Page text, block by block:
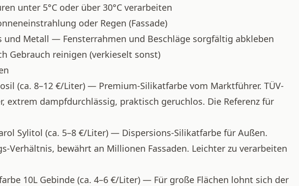
unter 5°C oder über 30°C verarbeiten
oder Regen (Fassade)
und Metall — Fensterrahmen und Beschläge sorgfältig abkleben
Gebrauch reinigen (verkieselt sonst)
(ca. 8–12 €/Liter) — Premium-Silikatfarbe vom Marktführer. TÜV-
extrem dampfdurchlässig, praktisch geruchlos. Die Referenz für
Sylitol (ca. 5–8 €/Liter) — Dispersions-Silikatfarbe für Außen.
Verhältnis, bewährt an Millionen Fassaden. Leichter zu verarbeiten
10L Gebinde (ca. 4–6 €/Liter) — Für große Flächen lohnt sich der